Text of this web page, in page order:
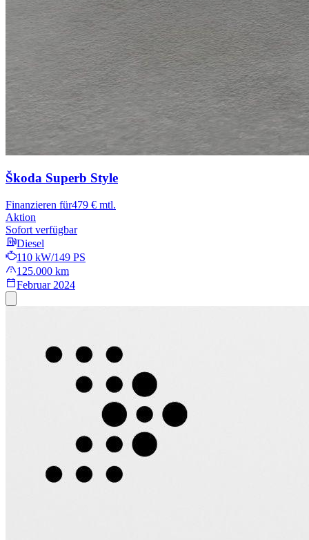
Škoda Superb Style
Finanzieren für479 € mtl.
Aktion
Sofort verfügbar
Diesel
110 kW/149 PS
125.000 km
Februar 2024